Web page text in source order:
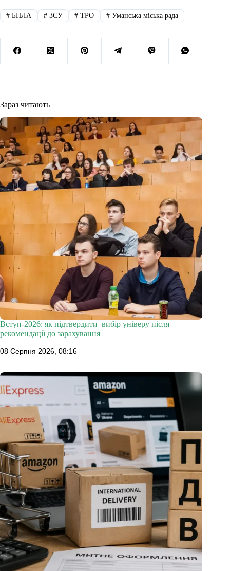
#БПЛА #ЗСУ # ТРО # Уманська міська рада
Зараз читають
Вступ-2026: як підтвердити вибір універу після
рекомендації до зарахування
08 Серпня 2026, 08:16